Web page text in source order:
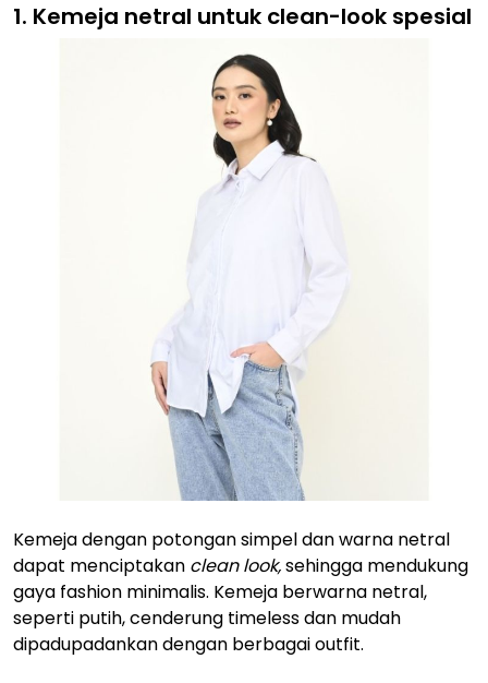
1. Kemeja netral untuk clean-look spesial
Kemeja dengan potongan simpel dan warna netral
dapat menciptakan clean look,sehingga mendukung
gaya fashion minimalis. Kemeja berwarna netral,
seperti putih, cenderung timeless dan mudah
dipadupadankan dengan berbagai outfit.